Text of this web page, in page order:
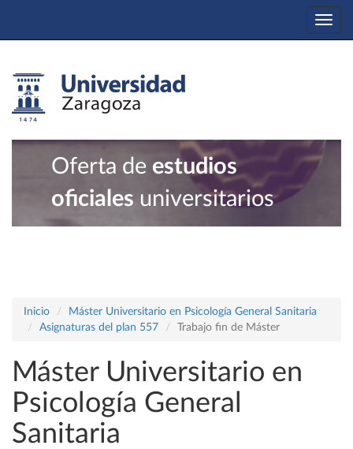
Oferta de estudios
oficiales universitarios
Inicio
Máster Universitario en Psicología General Sanitaria
Asignaturas del plan 557
Trabajo fin de Máster
Máster Universitario en
Psicología General
Sanitaria